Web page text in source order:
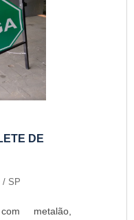
DE
/ SP
metalão,